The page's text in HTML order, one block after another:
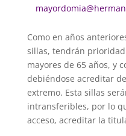
Como en años
sillas, tendrán
mayores de 65 años, y
debiéndose acreditar
extremo. Esta sillas
intransferibles, por lo
acceso, acreditar la